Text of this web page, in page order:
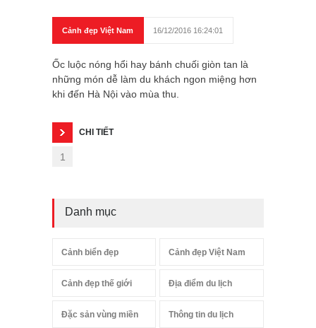
Cảnh đẹp Việt Nam 16/12/2016 16:24:01
Ốc luộc nóng hổi hay bánh chuối giòn tan là
những món dễ làm du khách ngon miệng hơn
khi đến Hà Nội vào mùa thu.
CHI TIẾT
1
Danh mục
Cảnh biển đẹp Cảnh đẹp Việt Nam
Cảnh đẹp thế giới Địa điểm du lịch
Đặc sản vùng miền Thông tin du lịch